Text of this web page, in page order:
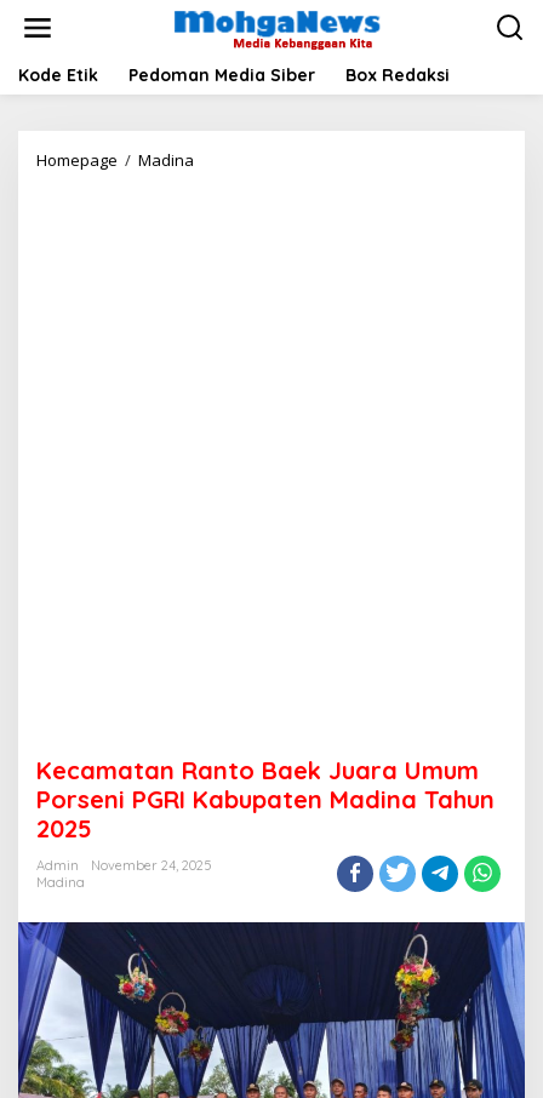
Kode Etik Pedoman Media Siber Box Redaksi
Homepage / Madina
Kecamatan Ranto Baek Juara Umum
Porseni PGRI Kabupaten Madina Tahun
2025
Admin
November 24, 2025
Madina